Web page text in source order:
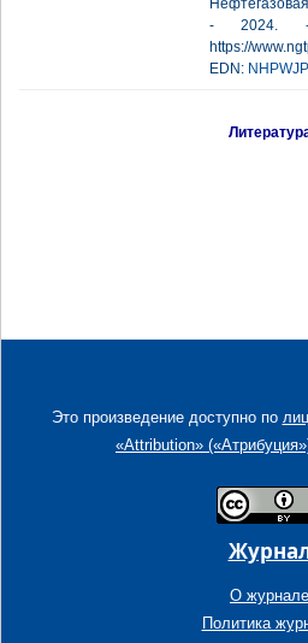
-
https://
EDN: NHPWJP
Это произведение доступно по
«Attribution»
О журнале
Политика